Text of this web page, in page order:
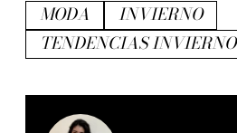
MODA
INVIERNO
TENDENCIAS INVIERNO